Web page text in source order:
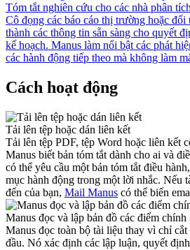
Tóm tắt nghiên cứu cho các nhà phân tích
Cô đọng các báo cáo thị trường hoặc đối
thành các thông tin sẵn sàng cho quyết
kế hoạch. Manus làm nổi bật các phát
các hành động tiếp theo mà không làm
Cách hoạt động
Tải lên tệp hoặc dán liên kết
Tải lên tệp PDF, tệp Word hoặc liên kết
Manus biết bản tóm tắt dành cho ai và
có thể yêu cầu một bản tóm tắt điều
mục hành động trong một lời nhắc. Nếu
đến của bạn, Mail Manus có thể biến
Manus đọc và lập bản đồ các điểm chính
Manus đọc toàn bộ tài liệu thay vì chỉ
đầu. Nó xác định các lập luận, quyết